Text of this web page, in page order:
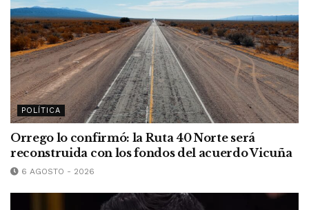
POLÍTICA
Orrego lo confirmó: la Ruta 40 Norte será
reconstruida con los fondos del acuerdo Vicuña
6 AGOSTO - 2026